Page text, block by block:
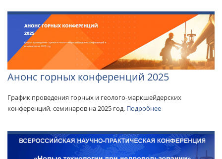
Анонс горных конференций 2025
График проведения горных и геолого-маркшейдерских
конференций, семинаров на 2025 год. Подробнее